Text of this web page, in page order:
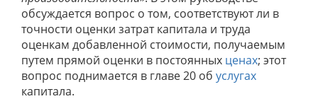
обсуждается вопрос о том, соответствуют ли в
точности оценки затрат капитала и труда
оценкам добавленной стоимости, получаемым
путем прямой оценки в постоянных ценах; этот
вопрос поднимается в главе 20 об услугах
капитала.